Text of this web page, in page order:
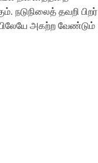
தவறி பிறர்
அகற்ற வேண்டும்